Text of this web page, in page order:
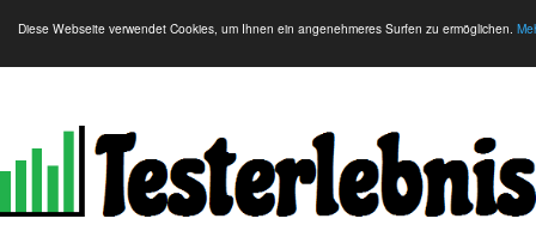
Diese Webseite verwendet Cookies, um Ihnen ein angenehmeres Surfen zu ermöglichen.